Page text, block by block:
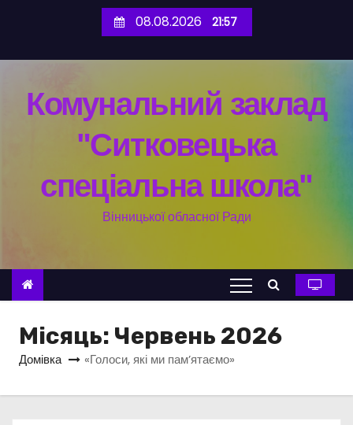
с
т
08.08.2026 21:57
Комунальний заклад
"Ситковецька
спеціальна школа"
Вінницької обласної Ради
Місяць: Червень 2026
Домівка «Голоси, які ми пам’ятаємо»